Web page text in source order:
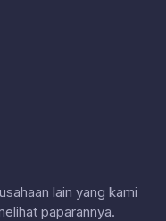
lain yang kami
paparannya.